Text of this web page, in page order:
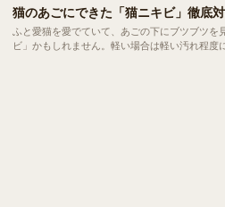
猫のあごにできた「猫ニキビ」徹底
ふと愛猫を愛でていて、あごの下にブツブツを
ビ」かもしれません。軽い場合は軽い汚れ程度